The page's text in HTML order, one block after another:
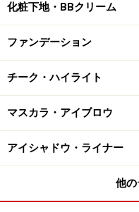
ケアし、ヒアルロン酸
肌へ改善してくれます。
【永富さんのコメント】
今年らしいツヤ感が
っていて、つけている
す。部分用下地を使わ
化粧下地・BBクリーム
ファンデーション
チーク・ハイライト
マスカラ・アイブロウ
アイシャドウ・ライナー
他